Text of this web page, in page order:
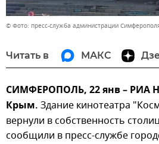
© Фото: пресс-служба администрации
Читать в МАКС
СИМФЕРОПОЛЬ, 22 янв – РИА
Крым. Здание кинотеатра
вернули в собственность
сообщили в пресс-службе